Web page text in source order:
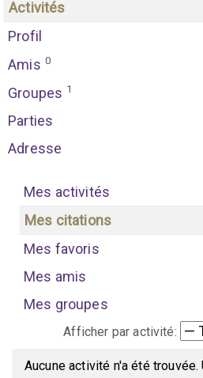
Activités
Profil
Amis 0
Groupes 1
Parties
Adresse
Mes activités
Mes citations
Mes favoris
Mes amis
Mes groupes
Afficher par activité:
Aucune activité n'a été